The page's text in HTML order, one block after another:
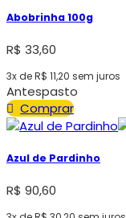
Abobrinha 100g
R$ 33,60
3x deR$ 11,20 sem juros
Antespasto
Comprar
Azul de Pardinho
R$ 90,60